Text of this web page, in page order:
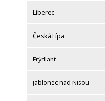
Liberec
Česká Lípa
Frýdlant
Jablonec nad Nisou